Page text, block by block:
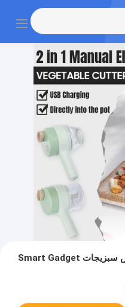
اروپا قابل حمل 4 در 1 دستگاه برش سبزیجات Smart Gadget